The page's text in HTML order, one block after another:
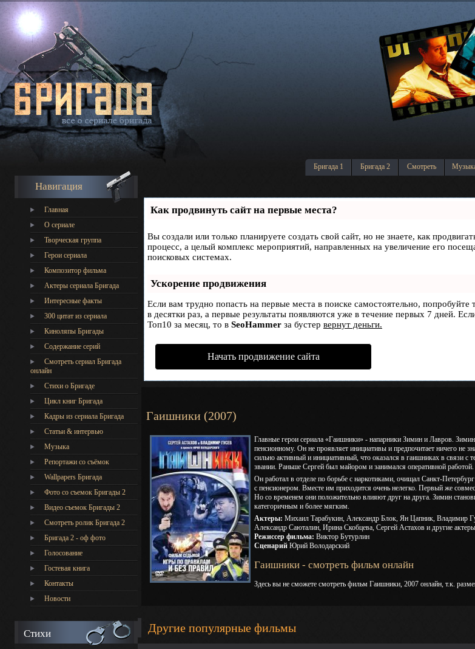
Бригада 1 Бригада 2 Смотреть
Навигация
Главная
О сериале
Творческая группа
Герои сериала
Композитор фильма
Актеры сериала Бригада
Интересные факты
300 цитат из сериала
Киноляпы Бригады
Содержание серий
Смотреть сериал Бригада
онлайн
Стихи о Бригаде
Цикл книг Бригада
Кадры из сериала Бригада
Статьи & интервью
Музыка
Репортажи со съёмок
Wallpapers Бригада
Фото со съемок Бригады 2
Видео съемок Бригады 2
Cмотреть ролик Бригада 2
Бригада 2 - оф фото
Голосование
Гостевая книга
Контакты
Новости
Стихи
Как продвинуть сайт на первые места?
Вы создали или только планируете создать свой сайт, но не знаете, как
процесс, а целый комплекс мероприятий, направленных на увеличение его
поисковых системах.
Ускорение продвижения
Если вам трудно попасть на первые места в поиске самостоятельно, попробуйте
в десятки раз, а первые результаты появляются уже в течение первых 7 дней.
Топ10 за месяц, то в SeoHammer за бустер вернут деньги.
Начать продвижение сайта
Гаишники (2007)
Главные герои сериала «Гаишники» - напарники Зимин и Лавров.
пенсионному. Он не проявляет инициативы и предпочитает ничего не
сильно активный и инициативный, что оказался в гаишниках в связи
звании. Раньше Сергей был майором и занимался оперативной работой.
Он работал в отделе по борьбе с наркотиками, очищал Санкт-
с пенсионером. Вместе им приходится очень нелегко. Первый же
Но со временем они положительно влияют друг на друга. Зимин
категоричным и более мягким.
Актеры: Михаил Тарабукин, Александр Блок, Ян Цапник, Владимир
Александр Саюталин, Ирина Скобцева, Сергей Астахов и другие актеры
Режиссер фильма: Виктор Бутурлин
Сценарий Юрий Володарский
Гаишники - смотреть фильм онлайн
Здесь вы не сможете смотреть фильм Гаишники, 2007 онлайн, т.к.
Другие популярные фильмы